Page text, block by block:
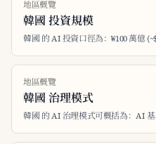
地區概覽
韓國 投資規模
韓國 的 AI 投資口徑為：₩100 萬億
地區概覽
韓國 治理模式
韓國 的 AI 治理模式可概括為：AI 基